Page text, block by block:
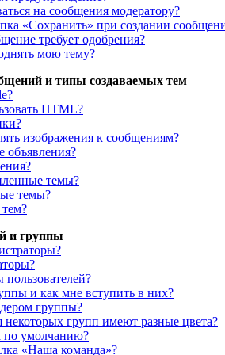
на сообщения модератору?
«Сохранить» при создании
требует одобрения?
мою тему?
и типы создаваемых тем
HTML?
изображения к сообщениям?
объявления?
темы?
темы?
тем?
и группы
пользователей?
и как мне вступить в них?
группы?
некоторых групп имеют разные цвета?
по умолчанию?
«Наша команда»?